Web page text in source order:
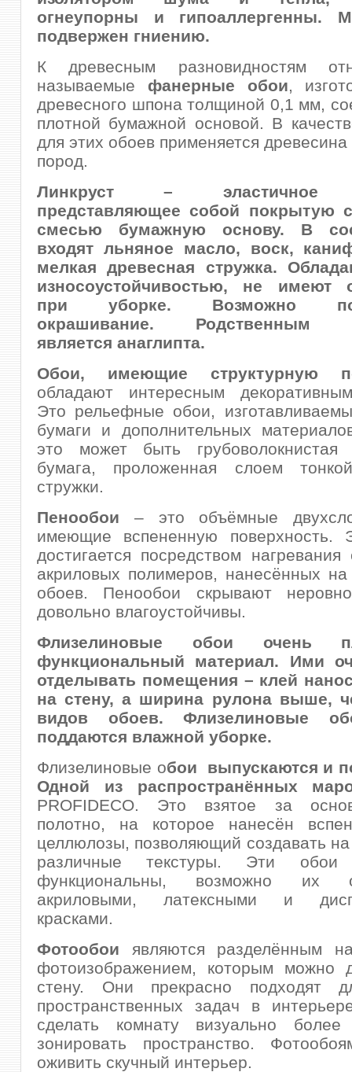
огнеупорны и гипоаллергенны.
подвержен гниению.
К древесным разновидностям
называемые фанерные обои,
древесного шпона толщиной 0,1 мм,
плотной бумажной основой. В
для этих обоев применяется
пород.
Линкруст– эластичное
представляющее собой покрытую
смесью бумажную основу. В
входят льняное масло, воск,
мелкая древесная стружка.
износоустойчивостью, не имеют
при уборке. Возможно
окрашивание. Родственным
является анаглипта.
Обои, имеющие структурную
обладают интересным
Это рельефные обои,
бумаги и дополнительных
это может быть грубоволокнистая
бумага, проложенная слоем
стружки.
Пенообои – это объёмные
имеющие вспененную поверхность.
достигается посредством нагревания
акриловых полимеров, нанесённых на
обоев. Пенообои скрывают
довольно влагоустойчивы.
Флизелиновые обои очень
функциональный материал. Ими
отделывать помещения – клей
на стену, а ширина рулона выше,
видов обоев. Флизелиновые
поддаются влажной уборке.
Флизелиновые обои выпускаются и
Одной из распространённых
PROFIDECO. Это взятое за
полотно, на которое нанесён
целлюлозы, позволяющий создавать на
различные текстуры. Эти
функциональны, возможно их
акриловыми, латексными и
красками.
Фотообои являются разделённым
фотоизображением, которым можно
стену. Они прекрасно подходят
пространственных задач в
сделать комнату визуально более
зонировать пространство.
оживить скучный интерьер.